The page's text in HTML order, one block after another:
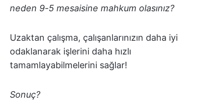
neden 9-5 mesaisine mahkum olasınız?
Uzaktan çalışma, çalışanlarınızın daha iyi
odaklanarak işlerini daha hızlı
tamamlayabilmelerini sağlar!
Sonuç?